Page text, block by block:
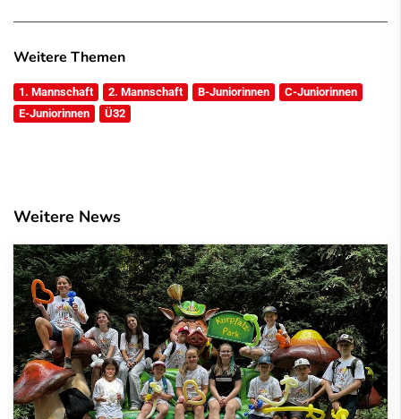
Weitere Themen
1. Mannschaft 2. Mannschaft B-Juniorinnen
C-Juniorinnen
E-Juniorinnen
Ü32
Weitere News